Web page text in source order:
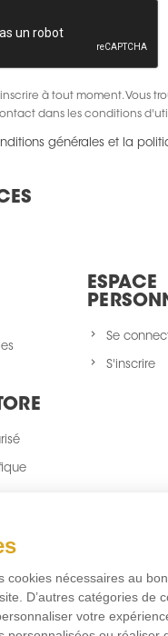
cookies nécessaires au bon
D’autres catégories de
votre
à tout moment. Vous
dans les conditions
générales et la
ESPACE
Se
S'inscrire
Instagram